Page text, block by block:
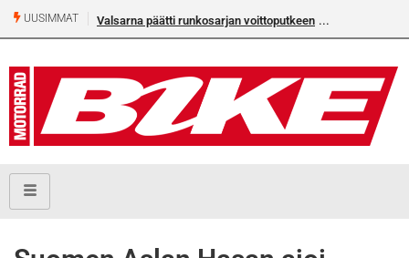
UUSIMMAT Valsarna päätti runkosarjan voittoputkeen